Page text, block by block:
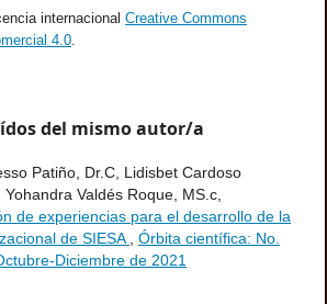
internacional Creative Commons
4.0
del mismo autor/a
Patiño, Dr.C, Lidisbet Cardoso
Valdés Roque, MS.c,
de experiencias para el desarrollo de la
de SIESA
Órbita científica: No.
Diciembre de 2021